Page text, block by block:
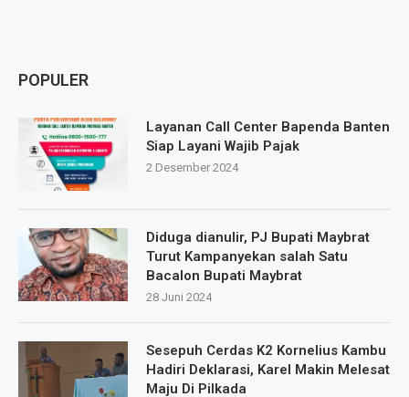
POPULER
Layanan Call Center Bapenda Banten
Siap Layani Wajib Pajak
2 Desember 2024
Diduga dianulir, PJ Bupati Maybrat
Turut Kampanyekan salah Satu
Bacalon Bupati Maybrat
28 Juni 2024
Sesepuh Cerdas K2 Kornelius Kambu
Hadiri Deklarasi, Karel Makin Melesat
Maju Di Pilkada